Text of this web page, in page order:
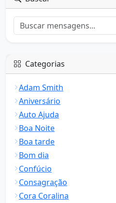
Categorias
Adam Smith
Aniversário
Auto Ajuda
Boa Noite
Boa tarde
Bom dia
Confúcio
Consagração
Cora Coralina